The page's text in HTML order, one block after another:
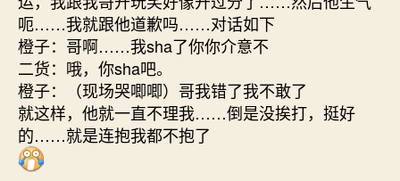
呃……我就跟他道歉吗……对话如下
橙子：哥啊……我sha了你你介意不
二货：哦，你sha吧。
橙子：（现场哭唧唧）哥我错了我不敢了
就这样，他就一直不理我……倒是没挨打，挺好
的……就是连抱我都不抱了